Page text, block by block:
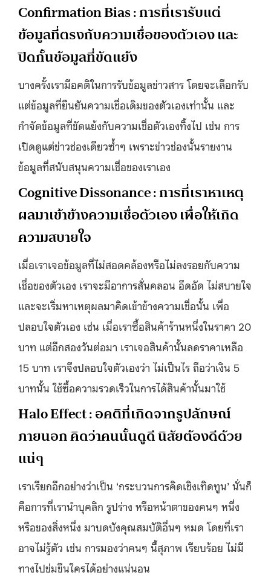
Confirmation Bias : การที่เรารับแต่
ข้อมูลที่ตรงกับความเชื่อของตัวเอง และ
ปิดกั้นข้อมูลที่ขัดแย้ง
บางครั้งเรามีอคติในการรับข้อมูลข่าวสาร โดยจะเลือกรับ
แต่ข้อมูลที่ยืนยันความเชื่อเดิมของตัวเองเท่านั้น และ
กำจัดข้อมูลที่ขัดแย้งกับความเชื่อตัวเองทิ้งไป เช่น การ
เปิดดูแต่ข่าวช่องเดียวซ้ำๆ เพราะข่าวช่องนั้นรายงาน
ข้อมูลที่สนับสนุนความเชื่อของเราเอง
Cognitive Dissonance : การที่เราหาเหตุ
ผลมาเข้าข้างความเชื่อตัวเอง เพื่อให้เกิด
ความสบายใจ
เมื่อเราเจอข้อมูลที่ไม่สอดคล้องหรือไม่ลงรอยกับความ
เชื่อของตัวเอง เราจะมีอาการสั่นคลอน อึดอัด ไม่สบายใจ
และจะเริ่มหาเหตุผลมาคิดเข้าข้างความเชื่อนั้น เพื่อ
ปลอบใจตัวเอง เช่น เมื่อเราซื้อสินค้าร้านหนึ่งในราคา 20
บาท แต่อีกสองวันต่อมา เราเจอสินค้านั้นลดราคาเหลือ
15 บาท เราจึงปลอบใจตัวเองว่า ไม่เป็นไร ถือว่าเงิน 5
บาทนั้น ใช้ซื้อความรวดเร็วในการได้สินค้านั้นมาใช้
Halo Effect : อคติที่เกิดจากรูปลักษณ์
ภายนอก คิดว่าคนนั้นดูดี นิสัยต้องดีด้วย
แน่ๆ
เราเรียกอีกอย่างว่าเป็น ‘กระบวนการคิดเชิงเทิดทูน’ นั่นก็
คือการที่เรานำบุคลิก รูปร่าง หรือหน้าตาของคนๆ หนึ่ง
หรือของสิ่งหนึ่ง มาบดบังคุณสมบัติอื่นๆ หมด โดยที่เรา
อาจไม่รู้ตัว เช่น การมองว่าคนๆ นี้สุภาพ เรียบร้อย ไม่มี
ทางไปข่มขืนใครได้อย่างแน่นอน